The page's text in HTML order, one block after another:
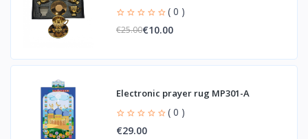
( 0 )
€25.00€10.00
Electronic prayer rug MP301-A
( 0 )
€29.00